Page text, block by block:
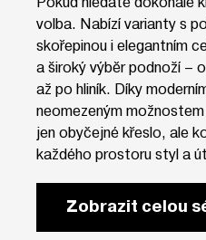
volba. Nabízí varianty s
skořepinou i elegantním
a široký výběr podnoží –
až po hliník. Díky
neomezeným
jen obyčejné křeslo, ale
každého prostoru styl a
Zobrazit celou